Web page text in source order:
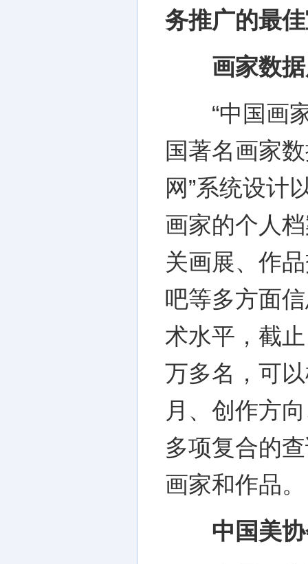
务推广的最
画家数据
“中国画家
国著名画家
网”系统设计
画家的个人
关画展、作
吧等多方面
术水平，截
万多名，可
月、创作方
多项复合的
画家和作品。
中国美协